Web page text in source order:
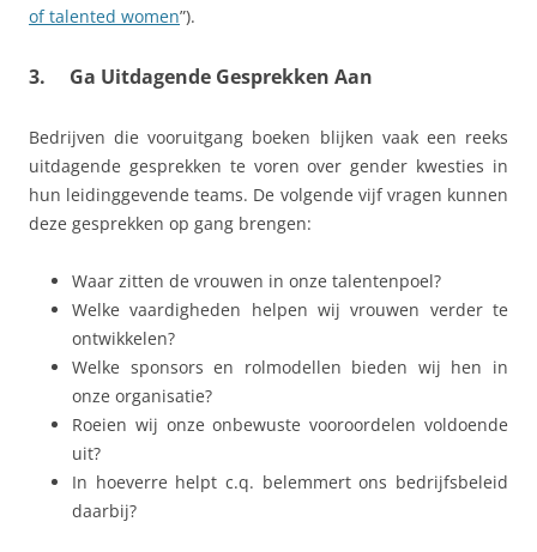
of talented women”).
3. Ga Uitdagende Gesprekken Aan
Bedrijven die vooruitgang boeken blijken vaak een reeks
uitdagende gesprekken te voren over gender kwesties in
hun leidinggevende teams. De volgende vijf vragen kunnen
deze gesprekken op gang brengen:
Waar zitten de vrouwen in onze talentenpoel?
Welke vaardigheden helpen wij vrouwen verder te
ontwikkelen?
Welke sponsors en rolmodellen bieden wij hen in
onze organisatie?
Roeien wij onze onbewuste vooroordelen voldoende
uit?
In hoeverre helpt c.q. belemmert ons bedrijfsbeleid
daarbij?